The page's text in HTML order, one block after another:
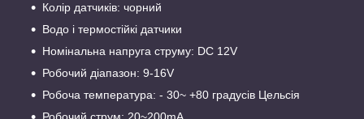
Колір датчиків: чорний
Водо і термостійкі датчики
Номінальна напруга струму: DC 12V
Робочий діапазон: 9-16V
Робоча температура: - 30~ +80 градусів Цельсія